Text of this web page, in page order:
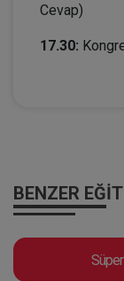
Cevap)
17.30:
BENZER